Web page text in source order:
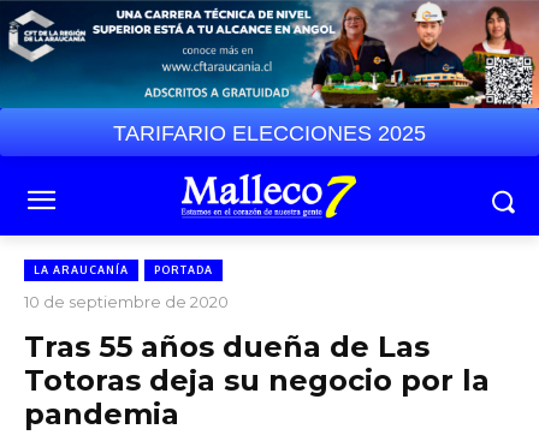
TARIFARIO ELECCIONES 2025
LA ARAUCANÍA PORTADA
10 de septiembre de 2020
Tras 55 años dueña de Las
Totoras deja su negocio por la
pandemia